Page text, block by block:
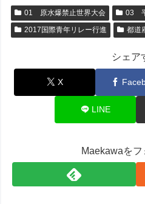
01 原水爆禁止世界大会 03
2017国際青年リレー行進
都道
シェア
X
LINE
Maekawaをフ